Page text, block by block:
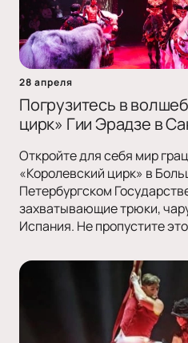
28 апреля
Погрузитесь в
цирк» Гии Эрадзе в
Откройте для себя мир
«Королевский цирк» в
Петербургском
захватывающие трюки,
Испания. Не пропустите